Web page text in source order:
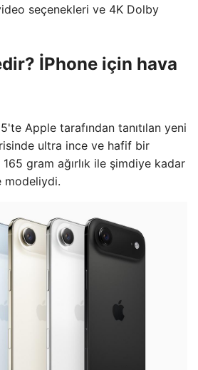
seçenekleri ve 4K Dolby
İPhone için hava
Apple tarafından tanıtılan yeni
ultra ince ve hafif bir
gram ağırlık ile şimdiye kadar
modeliydi.